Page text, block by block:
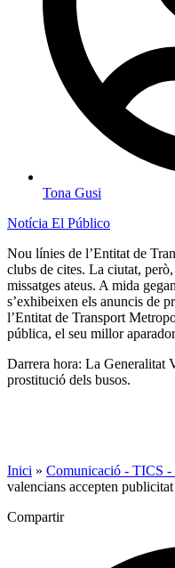
Tona Gusi
Notícia El Público
Nou línies de l’Entitat de
clubs de cites. La ciutat,
missatges ateus. A mida
s’exhibeixen els anuncis de
l’Entitat de Transport
pública, el seu millor
Darrera hora: La Generalitat
prostitució dels busos.
Inici » Comunicació - TICS -
valencians accepten
Compartir